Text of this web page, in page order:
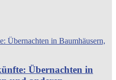
Übernachten in